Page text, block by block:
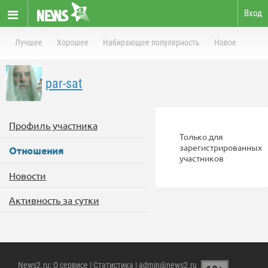
Вход
Лучшее Хорошее Набирающее популярность Новое
par-sat
Профиль участника
Отношения
Новости
Активность за сутки
Только для
зарегистрированных
участников
News2.ru: О сервисе | Статистика | admin@news2.ru